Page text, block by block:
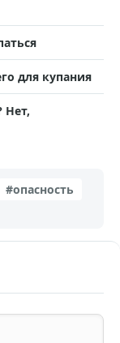
для купания
Нет,
#опасность